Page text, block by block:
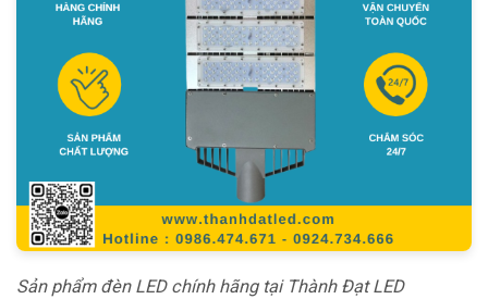
Sản phẩm đèn LED chính hãng tại Thành Đạt LED